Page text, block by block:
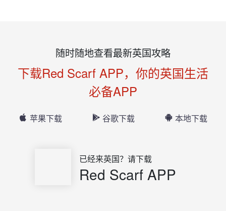
随时随地查看最新英国攻略
下载Red Scarf APP，你的英国生活
必备APP
苹果下载 谷歌下载 本地下载
已经来英国？请下载
Red Scarf APP